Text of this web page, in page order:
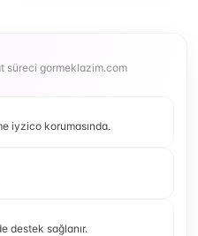
süreci gormeklazim.com
iyzico korumasında.
destek sağlanır.